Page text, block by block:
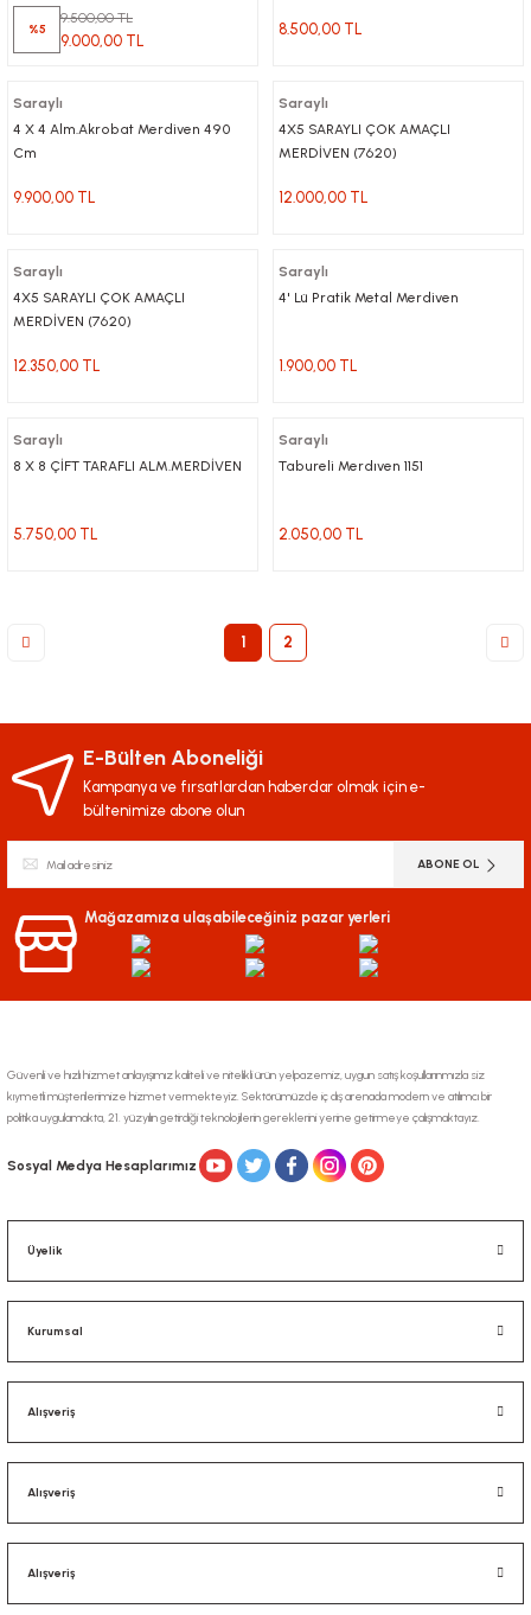
%5
9.500,00 TL
9.000,00 TL
8.500,00 TL
Saraylı
4 X 4 Alm.Akrobat Merdiven 490
Cm
9.900,00 TL
Saraylı
4X5 SARAYLI ÇOK AMAÇLI
MERDİVEN (7620)
12.000,00 TL
Saraylı
4X5 SARAYLI ÇOK AMAÇLI
MERDİVEN (7620)
12.350,00 TL
Saraylı
4' Lü Pratik Metal Merdiven
1.900,00 TL
Saraylı
8 X 8 ÇİFT TARAFLI ALM.MERDİVEN
5.750,00 TL
Saraylı
Tabureli Merdıven 1151
2.050,00 TL
1 2
E-Bülten Aboneliği
Kampanya ve fırsatlardan haberdar olmak için e-
bültenimize abone olun
ABONE OL
Mağazamıza ulaşabileceğiniz pazar yerleri
Güvenli ve hızlı hizmet anlayışımız kaliteli ve nitelikli ürün yelpazemiz, uygun satış koşullarınmızla siz
kıymetli müşterilerimize hizmet vermekteyiz. Sektörümüzde iç dış arenada modern ve atılımcı bir
politika uygulamakta, 21. yüzyılın getirdiği teknolojilerin gereklerini yerine getirmeye çalışmaktayız.
Sosyal Medya Hesaplarımız
Üyelik
Kurumsal
Alışveriş
Alışveriş
Alışveriş